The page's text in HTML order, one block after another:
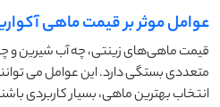
عوامل موثر بر قیمت ماهی
قیمت ماهی‌های زینتی، چه آب شیرین و
متعددی بستگی دارد. این عوامل می
انتخاب بهترین ماهی، بسیار کاربردی